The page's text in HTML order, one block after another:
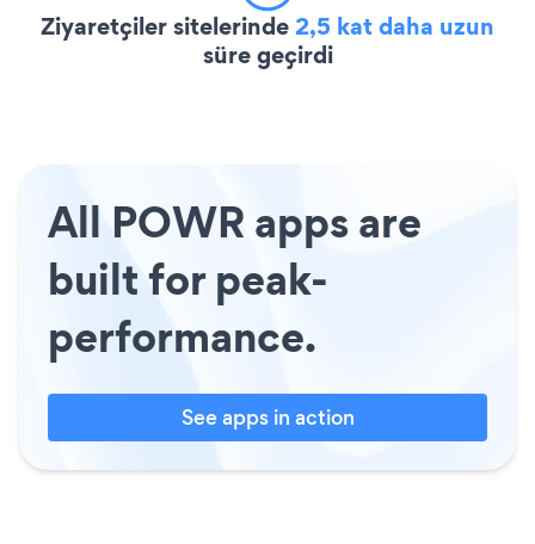
Ziyaretçiler sitelerinde2,5 kat daha uzun
süre geçirdi
All POWR apps are
built for peak-
performance.
See apps in action